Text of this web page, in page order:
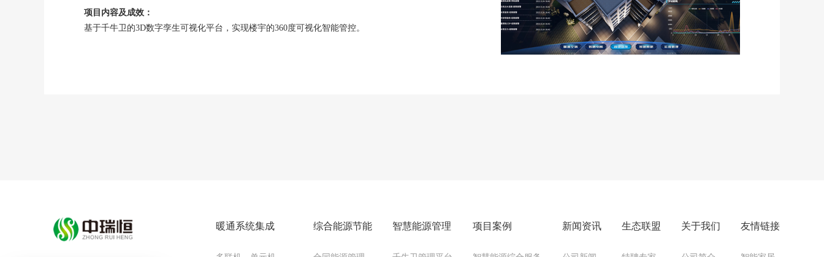
项目内容及成效：
基于千牛卫的3D数字孪生可视化平台，实现楼宇的360度可视化智能管控。
暖通系统集成 综合能源节能 智慧能源管理 项目案例 新闻资讯 生态联盟 关于我们 友情链接